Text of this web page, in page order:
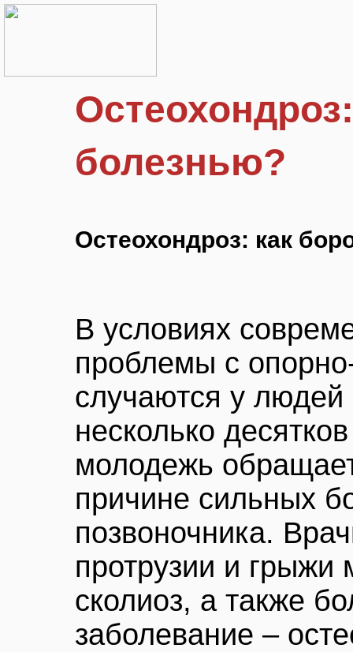
болезнью?
Остеохондроз: как
В условиях
проблемы с
случаются у
несколько
молодежь
причине сильных
позвоночника.
протрузии и грыжи
сколиоз, а также
заболевание –